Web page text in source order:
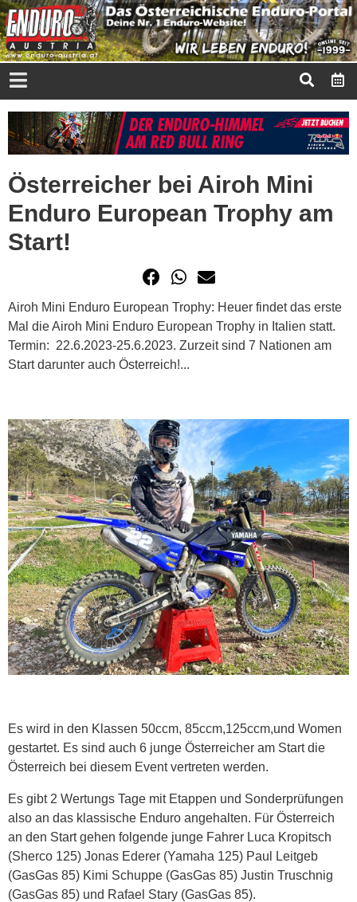
Österreicher bei Airoh Mini
Enduro European Trophy am
Start!
Airoh Mini Enduro European Trophy: Heuer findet das erste
Mal die Airoh Mini Enduro European Trophy in Italien statt.
Termin: 22.6.2023-25.6.2023. Zurzeit sind 7 Nationen am
Start darunter auch Österreich!...
Es wird in den Klassen 50ccm, 85ccm,125ccm,und Women
gestartet. Es sind auch 6 junge Österreicher am Start die
Österreich bei diesem Event vertreten werden.
Es gibt 2 Wertungs Tage mit Etappen und Sonderprüfungen
also an das klassische Enduro angehalten. Für Österreich
an den Start gehen folgende junge Fahrer Luca Kropitsch
(Sherco 125) Jonas Ederer (Yamaha 125) Paul Leitgeb
(GasGas 85) Kimi Schuppe (GasGas 85) Justin Truschnig
(GasGas 85) und Rafael Stary (GasGas 85).